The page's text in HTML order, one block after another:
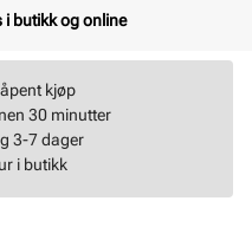
i butikk og online
kjøp
30 minutter
3-7 dager
i butikk